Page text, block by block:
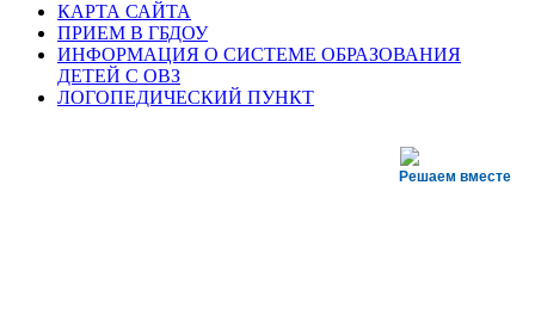
КАРТА САЙТА
ПРИЕМ В ГБДОУ
ИНФОРМАЦИЯ О СИСТЕМЕ ОБРАЗОВАНИЯ
ДЕТЕЙ С ОВЗ
ЛОГОПЕДИЧЕСКИЙ ПУНКТ
Решаем вместе